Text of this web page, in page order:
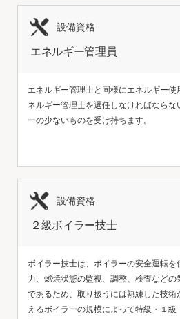
設備資格
エネルギー管理員
エネルギー管理士と同様にエネルギー
ネルギー管理士を選任しなければなら
ーの少ないものを受け持ちます。
設備資格
２級ボイラー技士
ボイラー技士は、ボイラーの安全運転
力、燃焼状態の監視、調整、検査など
であるため、取り扱うには熟練した技術
えるボイラーの規模によって特級・１